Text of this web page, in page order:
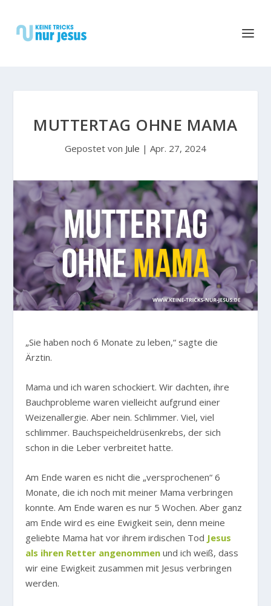
MUTTERTAG OHNE MAMA
Gepostet von Jule | Apr. 27, 2024
„Sie haben noch 6 Monate zu leben,“ sagte die
Ärztin.
Mama und ich waren schockiert. Wir dachten, ihre
Bauchprobleme waren vielleicht aufgrund einer
Weizenallergie. Aber nein. Schlimmer. Viel, viel
schlimmer. Bauchspeicheldrüsenkrebs, der sich
schon in die Leber verbreitet hatte.
Am Ende waren es nicht die „versprochenen“ 6
Monate, die ich noch mit meiner Mama verbringen
konnte. Am Ende waren es nur 5 Wochen. Aber ganz
am Ende wird es eine Ewigkeit sein, denn meine
geliebte Mama hat vor ihrem irdischen Tod Jesus
als ihren Retter angenommen und ich weiß, dass
wir eine Ewigkeit zusammen mit Jesus verbringen
werden.